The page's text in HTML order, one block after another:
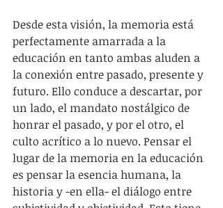
Desde esta visión, la memoria está
perfectamente amarrada a la
educación en tanto ambas aluden a
la conexión entre pasado, presente y
futuro. Ello conduce a descartar, por
un lado, el mandato nostálgico de
honrar el pasado, y por el otro, el
culto acrítico a lo nuevo. Pensar el
lugar de la memoria en la educación
es pensar la esencia humana, la
historia y -en ella- el diálogo entre